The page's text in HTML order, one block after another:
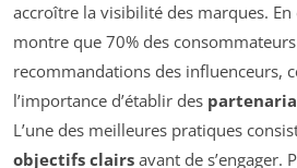
accroître la visibilité des marques.
montre que 70% des
recommandations des influenceurs,
l’importance d’établir des
L’une des meilleures pratiques
objectifs clairs avant de s’engager.